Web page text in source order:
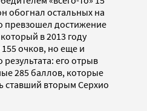
обогнал остальных на
превзошел достижение
в 2013 году
очков, но еще и
его отрыв
285 баллов, которые
ставший вторым Серхио